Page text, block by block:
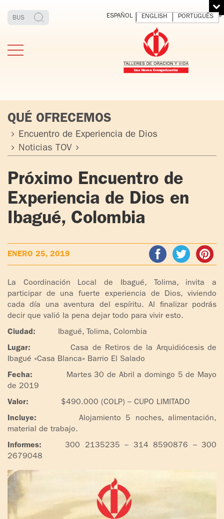
TOV ADULTOS
TOV JÓVENES
TOV
TOV NIÑOS
CURSO
MATRIMONIAL
ENCUENTRO DE
EXPERIENCIA DE
JORNADAS DE
EVANGELIZACIÓN
CÍRCULOS DE
ORACIÓN Y VIDA
IGNACIO
LARRAÑAGA
OFM CAP.
HOMENAJE
IGNACIO
LARRAÑAGA
OBRA
PADRE
IGNACIO
AUDIOS
ESPAÑOL ENGLISH PORTUGUÊS
QUÉ OFRECEMOS
Encuentro de Experiencia de Dios
Noticias TOV
Próximo Encuentro de
Experiencia de Dios en
Ibagué, Colombia
ENERO 25, 2019
La Coordinación Local de Ibagué, Tolima, invita a
participar de una fuerte experiencia de Dios, viviendo
cada día una aventura del espíritu. Al finalizar podrás
decir que valió la pena dejar todo para vivir esto.
Ciudad: Ibagué, Tolima, Colombia
Lugar: Casa de Retiros de la Arquidiócesis de
Ibagué «Casa Blanca» Barrio El Salado
Fecha:
Martes 30 de Abril a domingo 5 de Mayo
de 2019
Valor: $490.000 (COLP) – CUPO LIMITADO
Incluye: Alojamiento 5 noches, alimentación,
material de trabajo.
Informes: 300 2135235 – 314 8590876 – 300
2679048